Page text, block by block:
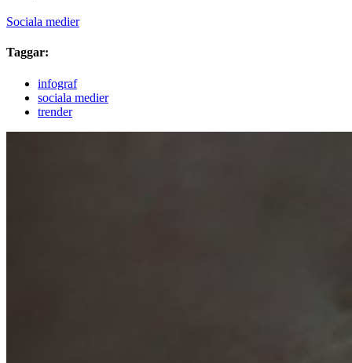
Sociala medier
Taggar:
infograf
sociala medier
trender